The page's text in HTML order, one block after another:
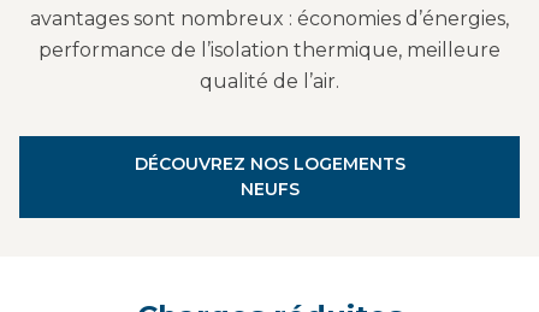
avantages sont nombreux : économies d’énergies,
performance de l’isolation thermique, meilleure
qualité de l’air.
DÉCOUVREZ NOS LOGEMENTS
NEUFS